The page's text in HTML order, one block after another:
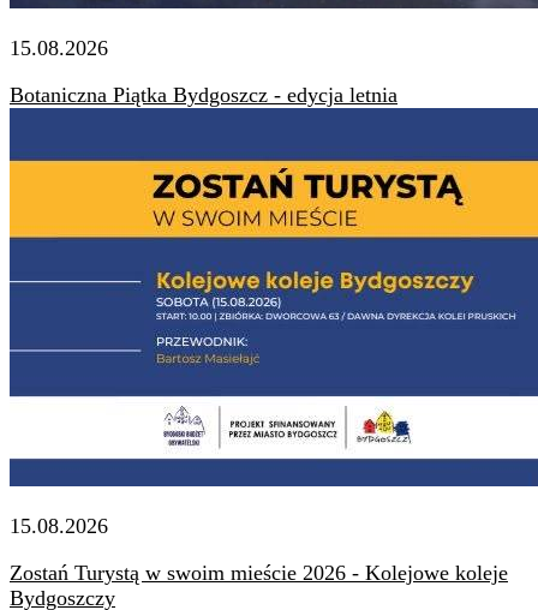
15.08.2026
Botaniczna Piątka Bydgoszcz - edycja letnia
15.08.2026
Zostań Turystą w swoim mieście 2026 - Kolejowe koleje
Bydgoszczy